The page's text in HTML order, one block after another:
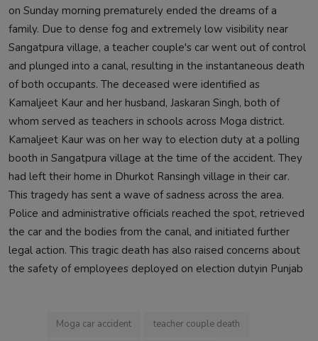
on Sunday morning prematurely ended the dreams of a
family. Due to dense fog and extremely low visibility near
Sangatpura village, a teacher couple's car went out of control
and plunged into a canal, resulting in the instantaneous death
of both occupants. The deceased were identified as
Kamaljeet Kaur and her husband, Jaskaran Singh, both of
whom served as teachers in schools across Moga district.
Kamaljeet Kaur was on her way to election duty at a polling
booth in Sangatpura village at the time of the accident. They
had left their home in Dhurkot Ransingh village in their car.
This tragedy has sent a wave of sadness across the area.
Police and administrative officials reached the spot, retrieved
the car and the bodies from the canal, and initiated further
legal action. This tragic death has also raised concerns about
the safety of employees deployed on election dutyin Punjab
Moga car accident teacher couple death